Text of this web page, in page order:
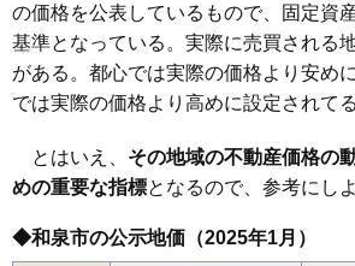
の価格を公表しているもので、固定資
基準となっている。実際に売買される
がある。都心では実際の価格より安め
では実際の価格より高めに設定されてる
とはいえ、 その地域の不動産価格の
めの重要な指標となるので、参考にしよ
◆和泉市の公示地価（2025年1月）